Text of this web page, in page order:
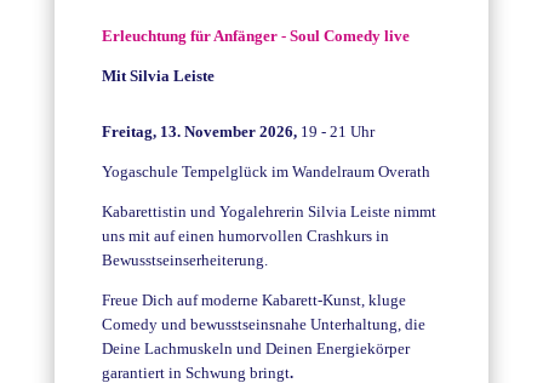
Erleuchtung für Anfänger - Soul Comedy live
Mit Silvia Leiste
Freitag, 13. November 2026,19 - 21 Uhr
Yogaschule Tempelglück im Wandelraum Overath
Kabarettistin und Yogalehrerin Silvia Leiste nimmt
uns mit auf einen humorvollen Crashkurs in
Bewusstseinserheiterung.
Freue Dich auf moderne Kabarett-Kunst, kluge
Comedy und bewusstseinsnahe Unterhaltung, die
Deine Lachmuskeln und Deinen Energiekörper
garantiert in Schwung bringt.